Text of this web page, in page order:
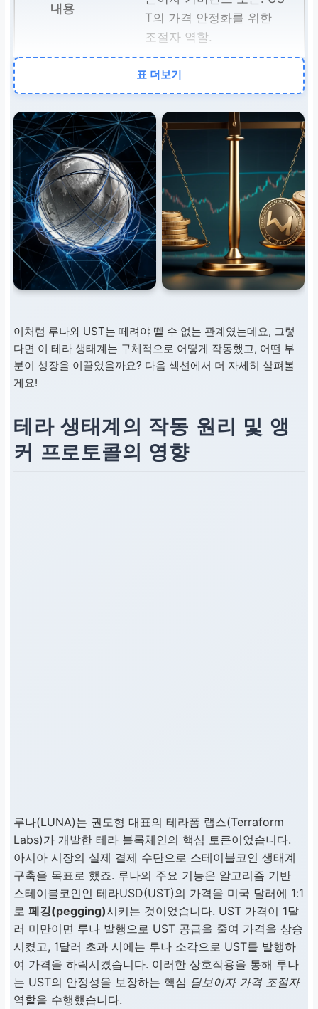
T의 가격 안정화를 위한
조절자 역할.
테라USD (UST)
알고리즘 기반 스테이블코
인으로, 미국 달러에 1:1 페
깅을 목표로 함.
페깅 메커니즘
UST 가격이 1달러 미만 시
루나 발행 및 UST 소각, 1
달러 초과 시 루나 소각 및
UST 발행을 통해 가격 조
표 더보기
이처럼 루나와 UST는 떼려야 뗄 수 없는 관계였는데요, 그렇
다면 이 테라 생태계는 구체적으로 어떻게 작동했고, 어떤 부
분이 성장을 이끌었을까요? 다음 섹션에서 더 자세히 살펴볼
게요!
테라 생태계의 작동 원리 및 앵
커 프로토콜의 영향
루나(LUNA)는 권도형 대표의 테라폼 랩스(Terraform
Labs)가 개발한 테라 블록체인의 핵심 토큰이었습니다.
아시아 시장의 실제 결제 수단으로 스테이블코인 생태계
구축을 목표로 했죠. 루나의 주요 기능은 알고리즘 기반
스테이블코인인 테라USD(UST)의 가격을 미국 달러에 1:1
로 페깅(pegging)시키는 것이었습니다. UST 가격이 1달
러 미만이면 루나 발행으로 UST 공급을 줄여 가격을 상승
시켰고, 1달러 초과 시에는 루나 소각으로 UST를 발행하
여 가격을 하락시켰습니다. 이러한 상호작용을 통해 루나
는 UST의 안정성을 보장하는 핵심 담보이자 가격 조절자
역할을 수행했습니다.